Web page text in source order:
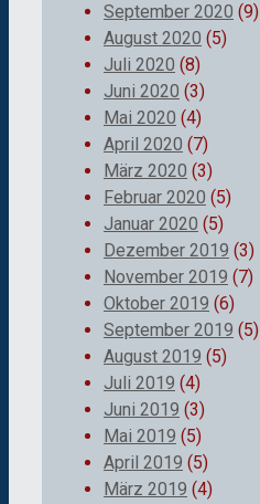
September 2020 (9)
August 2020 (5)
Juli 2020 (8)
Juni 2020 (3)
Mai 2020 (4)
April 2020 (7)
März 2020 (3)
Februar 2020 (5)
Januar 2020 (5)
Dezember 2019 (3)
November 2019 (7)
Oktober 2019 (6)
September 2019 (5)
August 2019 (5)
Juli 2019 (4)
Juni 2019 (3)
Mai 2019 (5)
April 2019 (5)
März 2019 (4)